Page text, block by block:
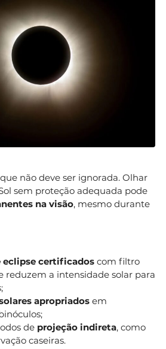
não deve ser ignorada. Olhar
sem proteção adequada pode
na visão, mesmo durante
eclipse certificados com filtro
reduzem a intensidade solar para
apropriados em
de projeção indireta, como
caseiras.